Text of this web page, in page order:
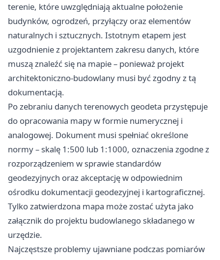
terenie, które uwzględniają aktualne położenie
budynków, ogrodzeń, przyłączy oraz elementów
naturalnych i sztucznych. Istotnym etapem jest
uzgodnienie z projektantem zakresu danych, które
muszą znaleźć się na mapie – ponieważ projekt
architektoniczno-budowlany musi być zgodny z tą
dokumentacją.
Po zebraniu danych terenowych geodeta przystępuje
do opracowania mapy w formie numerycznej i
analogowej. Dokument musi spełniać określone
normy – skalę 1:500 lub 1:1000, oznaczenia zgodne z
rozporządzeniem w sprawie standardów
geodezyjnych oraz akceptację w odpowiednim
ośrodku dokumentacji geodezyjnej i kartograficznej.
Tylko zatwierdzona mapa może zostać użyta jako
załącznik do projektu budowlanego składanego w
urzędzie.
Najczęstsze problemy ujawniane podczas pomiarów